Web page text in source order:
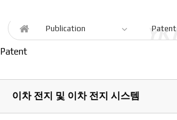
Publication Patent
Patent
이차 전지 및 이차 전지 시스템